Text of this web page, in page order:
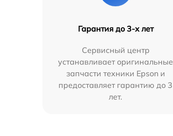
Гарантия до 3-х лет
Сервисный центр
устанавливает оригинальные
запчасти техники Epson и
предоставляет гарантию до 3
лет.